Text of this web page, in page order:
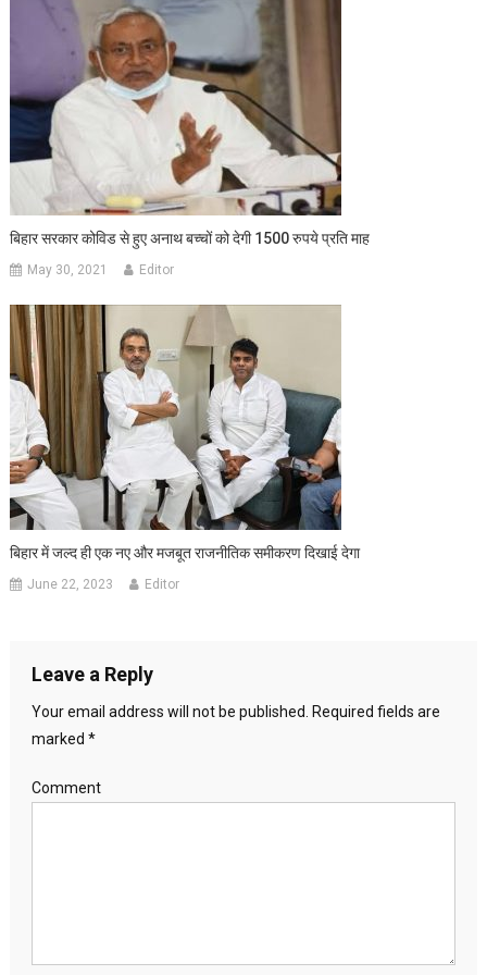
बिहार सरकार कोविड से हुए अनाथ बच्‍चों को देगी 1500 रुपये प्रति माह
May 30, 2021 Editor
बिहार में जल्द ही एक नए और मजबूत राजनीतिक समीकरण दिखाई देगा
June 22, 2023 Editor
Leave a Reply
Your email address will not be published.
Required fields are
marked *
Comment